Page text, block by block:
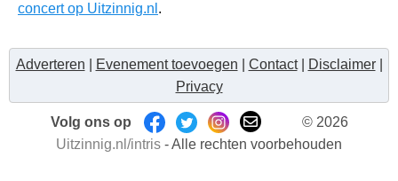
concert op Uitzinnig.nl .
Adverteren Evenement toevoegen Contact| Disclaimer|
Privacy
Volg ons op
© 2026
Uitzinnig.nl/intris - Alle rechten voorbehouden